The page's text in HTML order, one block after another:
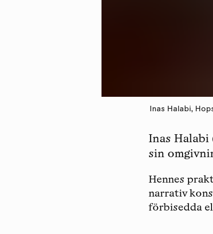
Inas Halabi,
Inas Halabi
sin
Hennes
narrativ
förbisedda